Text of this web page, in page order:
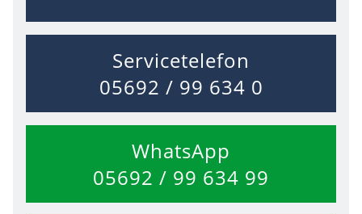
Servicetelefon
05692 / 99 634 0
WhatsApp
05692 / 99 634 99